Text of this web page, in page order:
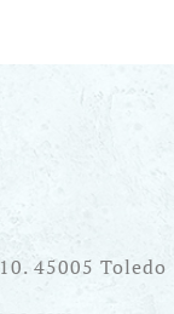
45005 Toledo